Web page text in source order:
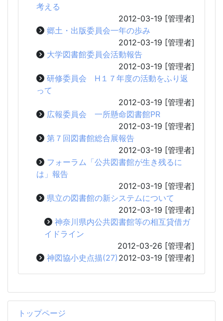
トップページ
考える
2012-03-19 [管理者]
郷土・出版委員会一年の歩み
2012-03-19 [管理者]
大学図書館委員会活動報告
2012-03-19 [管理者]
研修委員会 H１７年度の活動をふり返
って
2012-03-19 [管理者]
広報委員会 一所懸命図書館PR
2012-03-19 [管理者]
第７回図書館総合展報告
2012-03-19 [管理者]
フォーラム「公共図書館が生き残るに
は」報告
2012-03-19 [管理者]
県立の図書館の新システムについて
2012-03-19 [管理者]
神奈川県内公共図書館等の相互貸借ガ
イドライン
2012-03-26 [管理者]
神図協小史点描(27) 2012-03-19 [管理者]